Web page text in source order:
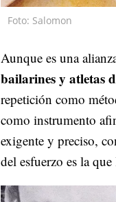
Foto: Salomon
Aunque es una
bailarines y atletas
repetición como
como instrumento
exigente y preciso,
del esfuerzo es la